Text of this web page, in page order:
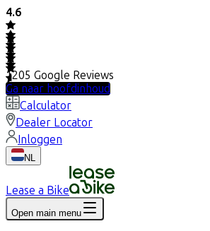
4.6
1205 Google Reviews
Ga naar hoofdinhoud
Calculator
Dealer Locator
Inloggen
NL
Lease a Bike
Open main menu